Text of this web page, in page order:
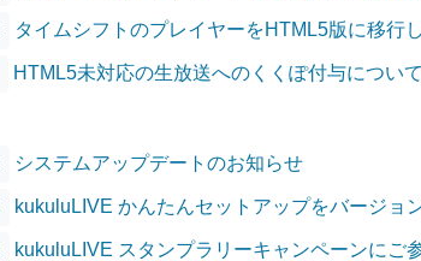
タイムシフトのプレイヤーをHTML5版に移行
HTML5未対応の生放送へのくくぽ付与について
システムアップデートのお知らせ
kukuluLIVE かんたんセットアップをバージョ
kukuluLIVE スタンプラリーキャンペーンにご